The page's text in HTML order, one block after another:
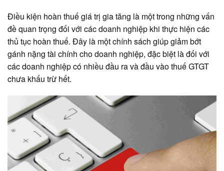
Điều kiện hoàn thuế giá trị gia tăng là một trong những vấn
đề quan trọng đối với các doanh nghiệp khi thực hiện các
thủ tục hoàn thuế. Đây là một chính sách giúp giảm bớt
gánh nặng tài chính cho doanh nghiệp, đặc biệt là đối với
các doanh nghiệp có nhiều đầu ra và đầu vào thuế GTGT
chưa khấu trừ hết.